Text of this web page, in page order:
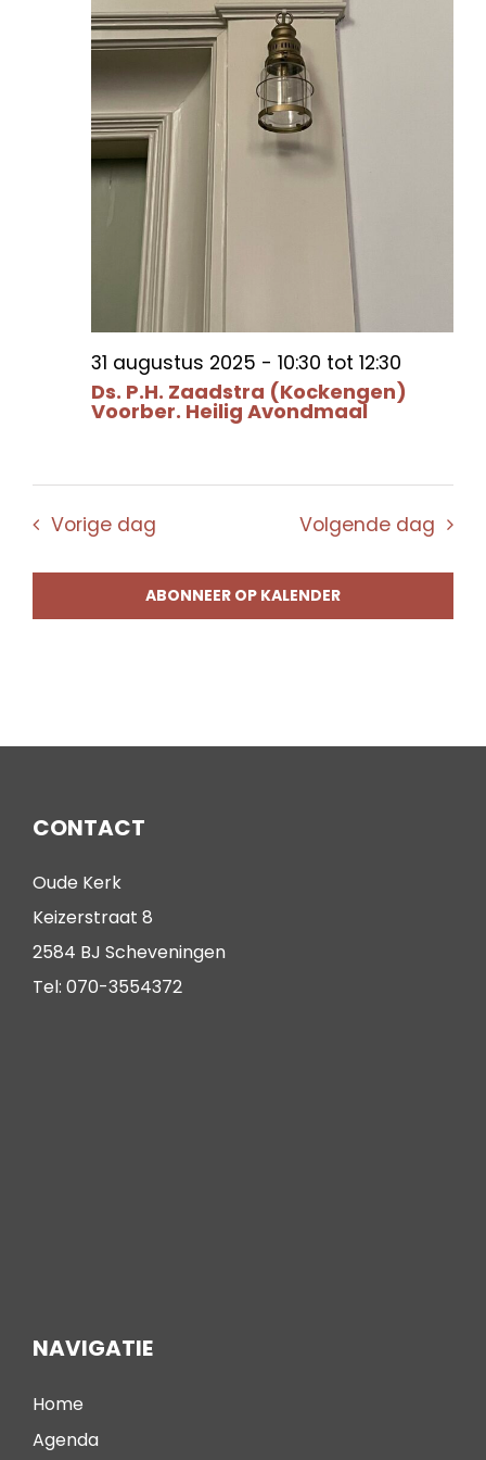
Ds. P.H. Zaadstra (Kockengen)
Voorber. Heilig Avondmaal
31 augustus 2025 - 10:30 tot 12:30
Vorige dag Volgende dag
ABONNEER OP KALENDER
CONTACT
Oude Kerk
Keizerstraat 8
2584 BJ Scheveningen
Tel: 070-3554372
NAVIGATIE
Home
Agenda